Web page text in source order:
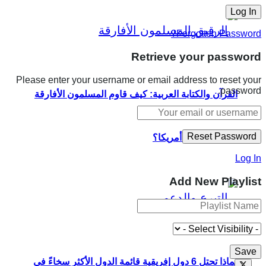
القرآن والكتابة العربية: كيف قاوم المسلمون الأفارقة
الاسترقاق في أمريكا؟
لماذا تحتل 6 دول إفريقية قائمة الدول الأكثر سخاءً في
Forgotten Password?
Retrieve your password
Please enter your username or email address to reset your
password.
Log In
Add New Playlist